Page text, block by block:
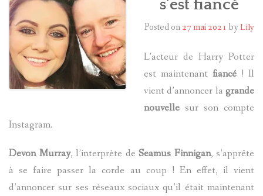
HARRY POTTER
LES ACTEURS
J.K. ROWLING
s’est fiancé
Posted on27 mai 2021 by Lily
L’acteur de Harry Potter
est maintenant fiancé ! Il
vient d’annoncer la grande
nouvelle sur son compte
Instagram.
Devon Murray, l’interprète de Seamus Finnigan, s’apprête
à se faire passer la corde au coup ! En effet, il vient
d’annoncer sur ses réseaux sociaux qu’il était maintenant